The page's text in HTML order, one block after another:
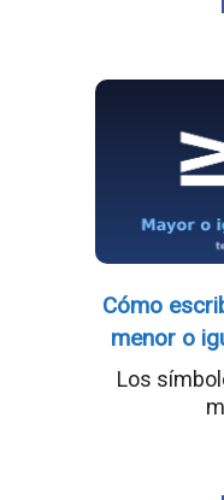
Cómo
menor o
Los